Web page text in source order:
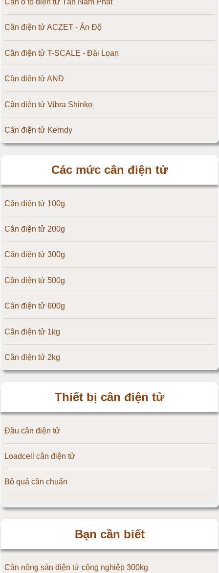
Cân ô tô điện tử Tân Nam Phát
Cân điện tử ACZET - Ấn Độ
Cân điện tử T-SCALE - Đài Loan
Cân điện tử AND
Cân điện tử Vibra Shinko
Cân điện tử Kerndy
Cân điện tử OCS
Cân điện tử Digi
Cân điện tử TNP Scacle
Cân điện tử CAS Hàn Quốc
Cân điện tử Yaohua
Cân điện tử Amcells
Đầu cân điện tử Flintec
Các mức cân điện tử
Cân điện tử 100g
Cân điện tử 200g
Cân điện tử 300g
Cân điện tử 500g
Cân điện tử 600g
Cân điện tử 1kg
Cân điện tử 2kg
Cân điện tử 10kg
Cân điện tử 15kg
Cân điện tử 20kg
Cân điện tử 25kg
Cân điện tử 50kg
Thiết bị cân điện tử
Đầu cân điện tử
Loadcell cân điện tử
Bộ quả cân chuẩn
Bạn cần biết
Cân nông sản điện tử công nghiệp 300kg